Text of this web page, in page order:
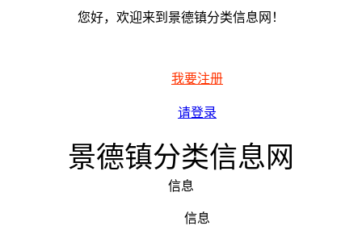
您好，欢迎来到景德镇分类信息网！
我要注册
请登录
景德镇分类信息网
信息
信息